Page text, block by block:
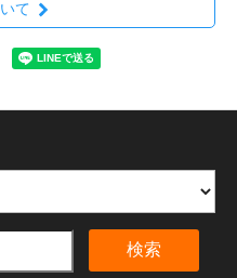
て
検索